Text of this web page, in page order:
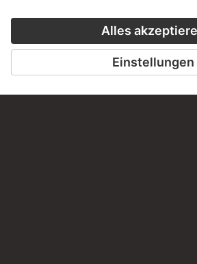
PERMALINK
staedelmuseum.de/go/ds/3673z